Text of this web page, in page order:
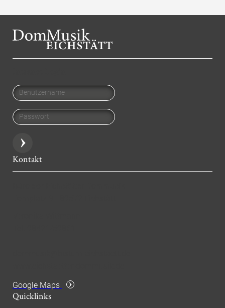
Benutzername
Passwort
Kontakt
Google Maps
Quicklinks